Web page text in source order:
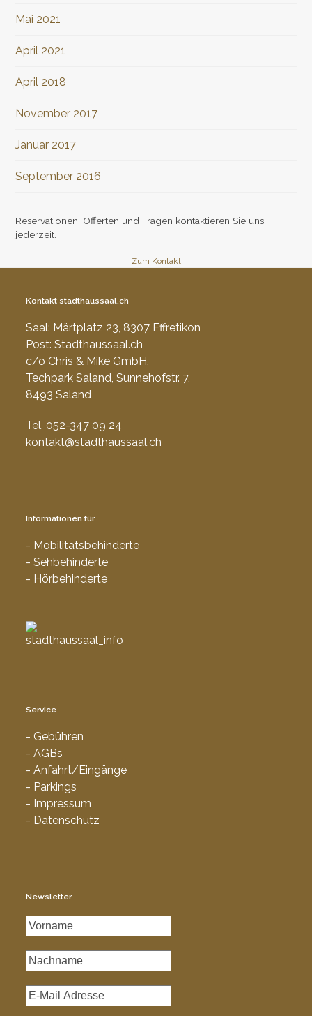
Mai 2021
April 2021
April 2018
November 2017
Januar 2017
September 2016
Reservationen, Offerten und Fragen kontaktieren Sie uns
jederzeit.
Zum Kontakt
Kontakt stadthaussaal.ch
Saal: Märtplatz 23, 8307 Effretikon
Post: Stadthaussaal.ch
c/o Chris & Mike GmbH,
Techpark Saland, Sunnehofstr. 7,
8493 Saland
Tel. 052-347 09 24
kontakt@stadthaussaal.ch
Informationen für
- Mobilitätsbehinderte
- Sehbehinderte
- Hörbehinderte
Service
- Gebühren
- AGBs
- Anfahrt/Eingänge
- Parkings
- Impressum
- Datenschutz
Newsletter